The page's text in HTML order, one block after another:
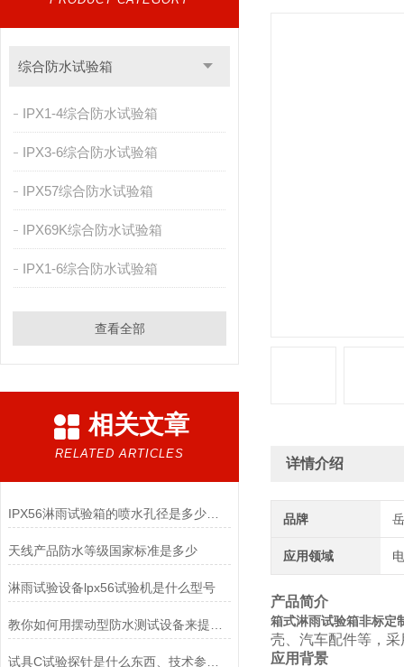
综合防水试验箱
IPX1-4综合防水试验箱
IPX3-6综合防水试验箱
IPX57综合防水试验箱
IPX69K综合防水试验箱
IPX1-6综合防水试验箱
查看全部
相关文章
RELATED ARTICLES
IPX56淋雨试验箱的喷水孔径是多少呢？
天线产品防水等级国家标准是多少
淋雨试验设备lpx56试验机是什么型号
详情介绍
品牌
应用领域
产品简介
箱式淋雨试验箱非标定
壳、汽车配件等，
应用背景